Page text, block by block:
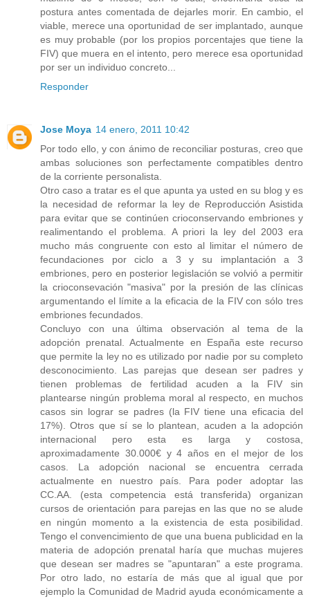
postura antes comentada de dejarles morir. En cambio, el
viable, merece una oportunidad de ser implantado, aunque
es muy probable (por los propios porcentajes que tiene la
FIV) que muera en el intento, pero merece esa oportunidad
por ser un individuo concreto...
Responder
Jose Moya 14 enero, 2011 10:42
Por todo ello, y con ánimo de reconciliar posturas, creo que
ambas soluciones son perfectamente compatibles dentro
de la corriente personalista.
Otro caso a tratar es el que apunta ya usted en su blog y es
la necesidad de reformar la ley de Reproducción Asistida
para evitar que se continúen crioconservando embriones y
realimentando el problema. A priori la ley del 2003 era
mucho más congruente con esto al limitar el número de
fecundaciones por ciclo a 3 y su implantación a 3
embriones, pero en posterior legislación se volvió a permitir
la crioconsevación "masiva" por la presión de las clínicas
argumentando el límite a la eficacia de la FIV con sólo tres
embriones fecundados.
Concluyo con una última observación al tema de la
adopción prenatal. Actualmente en España este recurso
que permite la ley no es utilizado por nadie por su completo
desconocimiento. Las parejas que desean ser padres y
tienen problemas de fertilidad acuden a la FIV sin
plantearse ningún problema moral al respecto, en muchos
casos sin lograr se padres (la FIV tiene una eficacia del
17%). Otros que sí se lo plantean, acuden a la adopción
internacional pero esta es larga y costosa,
aproximadamente 30.000€ y 4 años en el mejor de los
casos. La adopción nacional se encuentra cerrada
actualmente en nuestro país. Para poder adoptar las
CC.AA. (esta competencia está transferida) organizan
cursos de orientación para parejas en las que no se alude
en ningún momento a la existencia de esta posibilidad.
Tengo el convencimiento de que una buena publicidad en la
materia de adopción prenatal haría que muchas mujeres
que desean ser madres se "apuntaran" a este programa.
Por otro lado, no estaría de más que al igual que por
ejemplo la Comunidad de Madrid ayuda económicamente a